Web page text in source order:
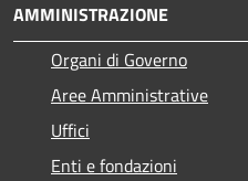
AMMINISTRAZIONE
Organi di Governo
Aree Amministrative
Uffici
Enti e fondazioni